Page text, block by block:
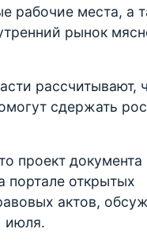
рабочие места, а
рынок
рассчитывают,
сдержать
проект документа
портале открытых
актов,
июля.